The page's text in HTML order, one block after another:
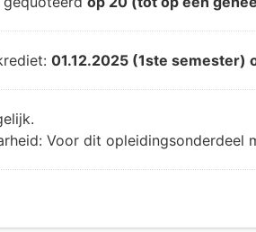
01.12.2025 (1ste semester)
Voor dit opleidingsonderdeel